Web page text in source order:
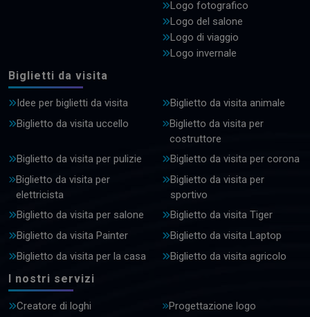
Logo fotografico
Logo del salone
Logo di viaggio
Logo invernale
Biglietti da visita
Idee per biglietti da visita
Biglietto da visita animale
Biglietto da visita uccello
Biglietto da visita per
costruttore
Biglietto da visita per pulizie
Biglietto da visita per corona
Biglietto da visita per
elettricista
Biglietto da visita per
sportivo
Biglietto da visita per salone
Biglietto da visita Tiger
Biglietto da visita Painter
Biglietto da visita Laptop
Biglietto da visita per la casa
Biglietto da visita agricolo
I nostri servizi
Creatore di loghi
Progettazione logo